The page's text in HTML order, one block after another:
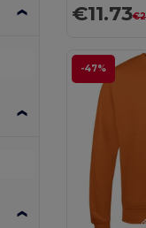
€11.73
-47%